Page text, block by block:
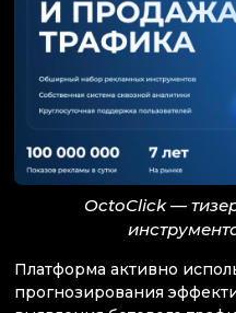
OctoClick —
Платформа активно
прогнозирования